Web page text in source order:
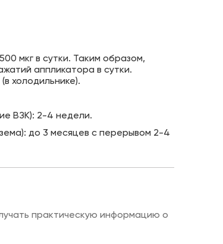
мкг в сутки. Таким образом,
аппликатора в сутки.
холодильнике).
ВЗК): 2-4 недели.
до 3 месяцев с перерывом 2-4
практическую информацию о